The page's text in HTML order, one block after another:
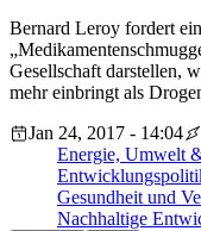
Bernard Leroy fordert
Gesellschaft darstellen,
mehr einbringt als
Jan 24, 2017 - 14:04
Energie, Umwelt
Gesundheit und
Nachhaltige